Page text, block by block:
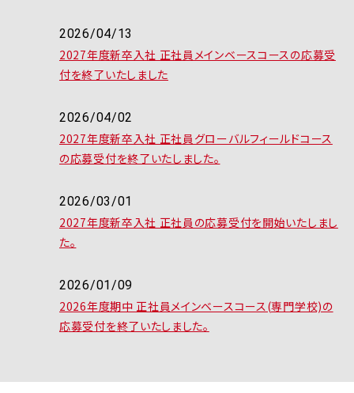
2026/04/13
2027年度新卒入社 正社員メインベースコースの応募受
付を終了いたしました
2026/04/02
2027年度新卒入社 正社員グローバルフィールドコース
の応募受付を終了いたしました。
2026/03/01
2027年度新卒入社 正社員の応募受付を開始いたしまし
た。
2026/01/09
2026年度期中 正社員メインベースコース(専門学校)の
応募受付を終了いたしました。